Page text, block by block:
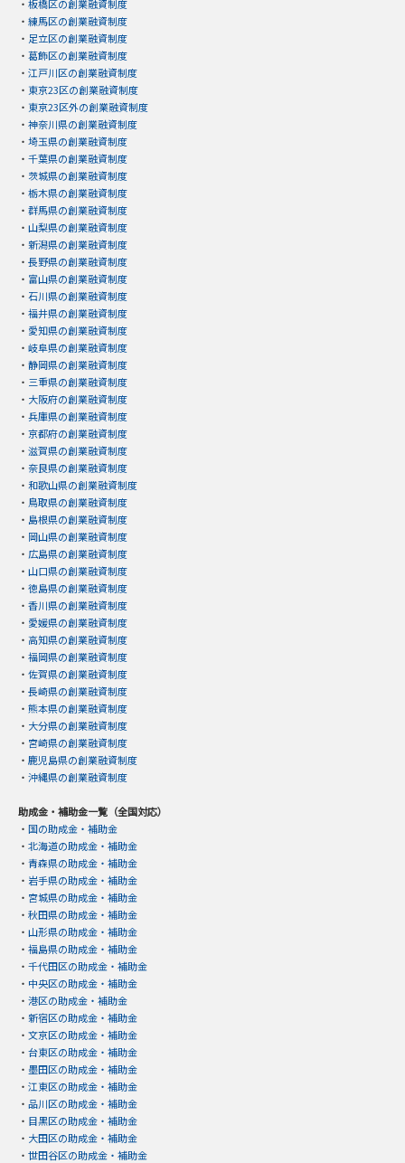
・ 板橋区の創業融資制度
・ 練馬区の創業融資制度
・ 足立区の創業融資制度
・ 葛飾区の創業融資制度
・ 江戸川区の創業融資制度
・ 東京23区の創業融資制度
・ 東京23区外の創業融資制度
・ 神奈川県の創業融資制度
・ 埼玉県の創業融資制度
・ 千葉県の創業融資制度
・ 茨城県の創業融資制度
・ 栃木県の創業融資制度
・ 群馬県の創業融資制度
・ 山梨県の創業融資制度
・ 新潟県の創業融資制度
・ 長野県の創業融資制度
・ 富山県の創業融資制度
・ 石川県の創業融資制度
・ 福井県の創業融資制度
・ 愛知県の創業融資制度
・ 岐阜県の創業融資制度
・ 静岡県の創業融資制度
・ 三重県の創業融資制度
・ 大阪府の創業融資制度
・ 兵庫県の創業融資制度
・ 京都府の創業融資制度
・ 滋賀県の創業融資制度
・ 奈良県の創業融資制度
・ 和歌山県の創業融資制度
・ 鳥取県の創業融資制度
・ 島根県の創業融資制度
・ 岡山県の創業融資制度
・ 広島県の創業融資制度
・ 山口県の創業融資制度
・ 徳島県の創業融資制度
・ 香川県の創業融資制度
・ 愛媛県の創業融資制度
・ 高知県の創業融資制度
・ 福岡県の創業融資制度
・ 佐賀県の創業融資制度
・ 長崎県の創業融資制度
・ 熊本県の創業融資制度
・ 大分県の創業融資制度
・ 宮崎県の創業融資制度
・ 鹿児島県の創業融資制度
・ 沖縄県の創業融資制度
助成金・補助金一覧（全国対応）
・ 国の助成金・補助金
・ 北海道の助成金・補助金
・ 青森県の助成金・補助金
・ 岩手県の助成金・補助金
・ 宮城県の助成金・補助金
・ 秋田県の助成金・補助金
・ 山形県の助成金・補助金
・ 福島県の助成金・補助金
・ 千代田区の助成金・補助金
・ 中央区の助成金・補助金
・ 港区の助成金・補助金
・ 新宿区の助成金・補助金
・ 文京区の助成金・補助金
・ 台東区の助成金・補助金
・ 墨田区の助成金・補助金
・ 江東区の助成金・補助金
・ 品川区の助成金・補助金
・ 目黒区の助成金・補助金
・ 大田区の助成金・補助金
・ 世田谷区の助成金・補助金